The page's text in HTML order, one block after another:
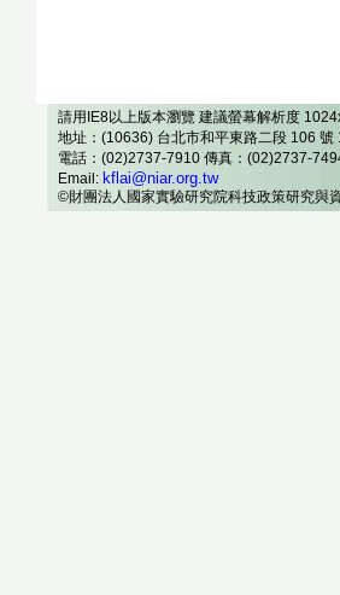
請用IE8以上版本瀏覽 建議螢幕解析度
地址：(10636) 台北市和平東路二段 106 號
電話：(02)2737-7910 傳真：(02)2737-
Email: kflai@niar.org.tw
©財團法人國家實驗研究院科技政策研究與